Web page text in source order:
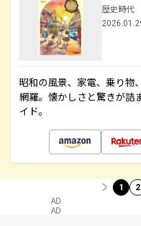
歴史時代
昭和の風景、家電、乗り物
網羅。懐かしさと驚きが詰
イド。
1 2
AD
AD